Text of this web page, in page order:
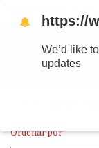
Ordenar por
🔔 https://
We’d like
updates